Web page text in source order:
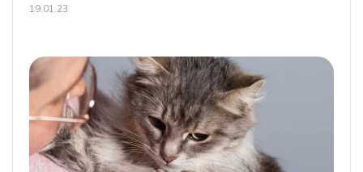
19.01.23